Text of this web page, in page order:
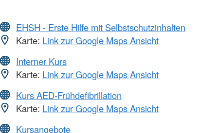
EHSH - Erste Hilfe mit Selbstschutzinhalten
Karte: Link zur Google Maps Ansicht
Interner Kurs
Karte: Link zur Google Maps Ansicht
Kurs AED-Frühdefibrillation
Karte: Link zur Google Maps Ansicht
Kursangebote